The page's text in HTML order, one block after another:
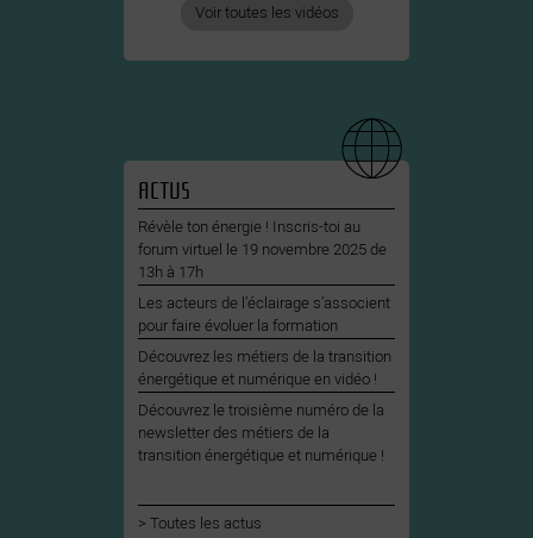
Voir toutes les vidéos
ACTUS
Révèle ton énergie ! Inscris-toi au
forum virtuel le 19 novembre 2025 de
13h à 17h
Les acteurs de l’éclairage s’associent
pour faire évoluer la formation
Découvrez les métiers de la transition
énergétique et numérique en vidéo !
Découvrez le troisième numéro de la
newsletter des métiers de la
transition énergétique et numérique !
Toutes les actus